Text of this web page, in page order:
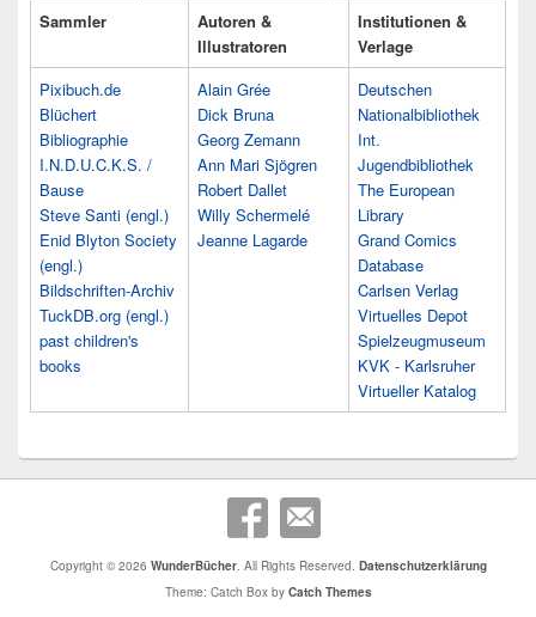
Sammler
Autoren &
Illustratoren
Institutionen &
Verlage
Pixibuch.de
Blüchert
Bibliographie
I.N.D.U.C.K.S. /
Bause
Steve Santi (engl.)
Enid Blyton Society
(engl.)
Bildschriften-Archiv
TuckDB.org (engl.)
past children's
books
Alain Grée
Dick Bruna
Georg Zemann
Ann Mari Sjögren
Robert Dallet
Willy Schermelé
Jeanne Lagarde
Deutschen
Nationalbibliothek
Int.
Jugendbibliothek
The European
Library
Grand Comics
Database
Carlsen Verlag
Virtuelles Depot
Spielzeugmuseum
KVK - Karlsruher
Virtueller Katalog
Copyright © 2026 WunderBücher. All Rights Reserved. Datenschutzerklärung
Theme: Catch Box by Catch Themes